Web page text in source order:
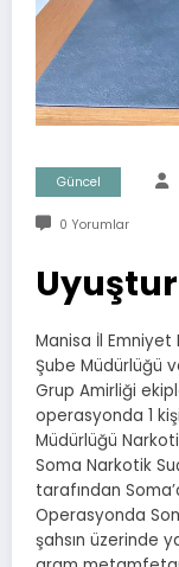
Güncel
0 Yorumlar
Manisa İl
Şube Müdürlüğü
Grup Amirliği
operasyonda 1
Müdürlüğü
Soma Narkotik
tarafından
Operasyonda
şahsın üzerinde